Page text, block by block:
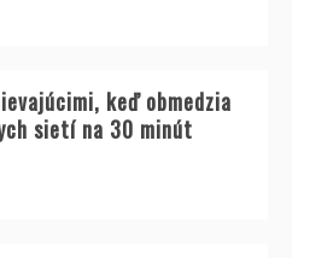
keď obmedzia
sietí na 30 minút